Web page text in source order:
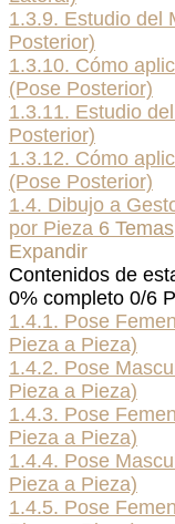
1.3.9. Estudio del
Posterior)
1.3.10. Cómo
(Pose Posterior)
1.3.11. Estudio
Posterior)
1.3.12. Cómo
(Pose Posterior)
1.4. Dibujo a
por Pieza 6 Temas
Expandir
Contenidos de
0% completo 0/6
1.4.1. Pose
Pieza a Pieza)
1.4.2. Pose
Pieza a Pieza)
1.4.3. Pose
Pieza a Pieza)
1.4.4. Pose
Pieza a Pieza)
1.4.5. Pose